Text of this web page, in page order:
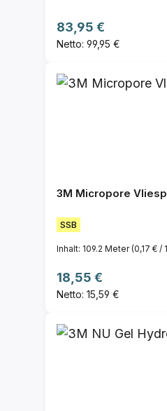
Regulärer Preis:
83,95 €
Netto: 99,95 €
3M Micropore
SSB
Inhalt: 109.2 Meter(0,17 € /
Regulärer Preis:
18,55 €
Netto: 15,59 €